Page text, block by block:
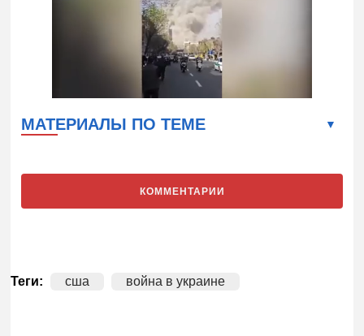
МАТЕРИАЛЫ ПО ТЕМЕ
КОММЕНТАРИИ
Теги: сша война в украине